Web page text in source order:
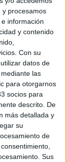
y procesamos
información
y contenido
Con su
datos de
las
para otorgarnos
socios para
descrito. De
más detallada y
su
de
Sus
animar a la
jóvenes que
con
y
Romeroayer
Castillejosse
y la
de Ceuta, su
juntaron con